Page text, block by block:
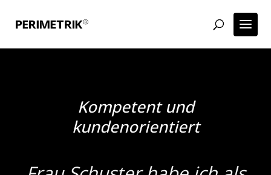
Kompetent und
kundenorientiert